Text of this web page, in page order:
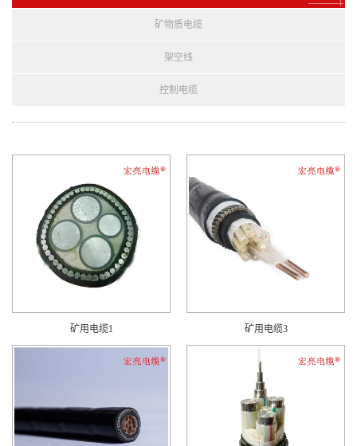
矿物质电缆
架空线
控制电缆
矿用电缆1 矿用电缆3